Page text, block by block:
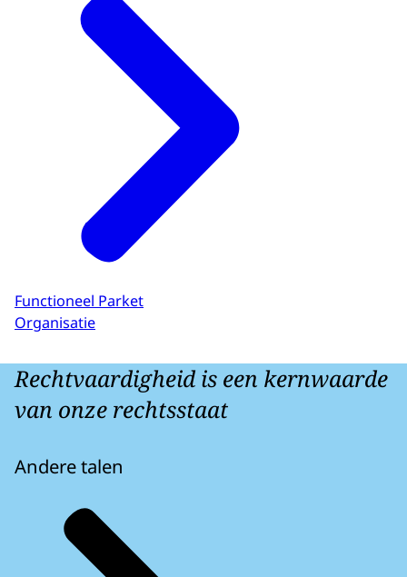
Functioneel Parket
Organisatie
Rechtvaardigheid is een kernwaarde
van onze rechtsstaat
Andere talen